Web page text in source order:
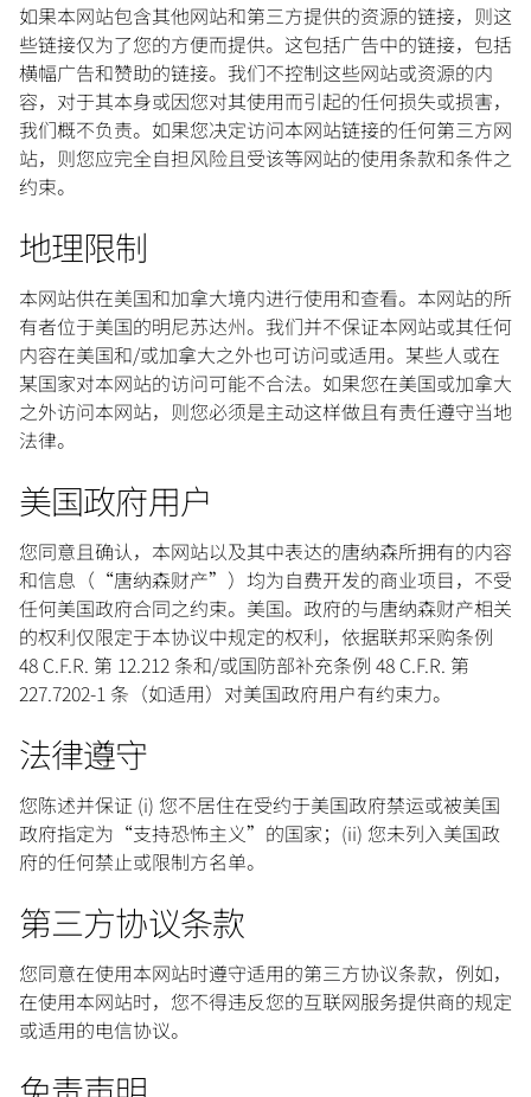
如果本网站包含其他网站和第三方提供的资源的链接，则这
些链接仅为了您的方便而提供。这包括广告中的链接，包括
横幅广告和赞助的链接。我们不控制这些网站或资源的内
容，对于其本身或因您对其使用而引起的任何损失或损害，
我们概不负责。如果您决定访问本网站链接的任何第三方网
站，则您应完全自担风险且受该等网站的使用条款和条件之
约束。
地理限制
本网站供在美国和加拿大境内进行使用和查看。本网站的所
有者位于美国的明尼苏达州。我们并不保证本网站或其任何
内容在美国和/或加拿大之外也可访问或适用。某些人或在
某国家对本网站的访问可能不合法。如果您在美国或加拿大
之外访问本网站，则您必须是主动这样做且有责任遵守当地
法律。
美国政府用户
您同意且确认，本网站以及其中表达的唐纳森所拥有的内容
和信息（“唐纳森财产”）均为自费开发的商业项目，不受
任何美国政府合同之约束。美国。政府的与唐纳森财产相关
的权利仅限定于本协议中规定的权利，依据联邦采购条例
48 C.F.R. 第 12.212 条和/或国防部补充条例 48 C.F.R. 第
227.7202-1 条（如适用）对美国政府用户有约束力。
法律遵守
您陈述并保证 (i) 您不居住在受约于美国政府禁运或被美国
政府指定为“支持恐怖主义”的国家；(ii) 您未列入美国政
府的任何禁止或限制方名单。
第三方协议条款
您同意在使用本网站时遵守适用的第三方协议条款，例如，
在使用本网站时，您不得违反您的互联网服务提供商的规定
或适用的电信协议。